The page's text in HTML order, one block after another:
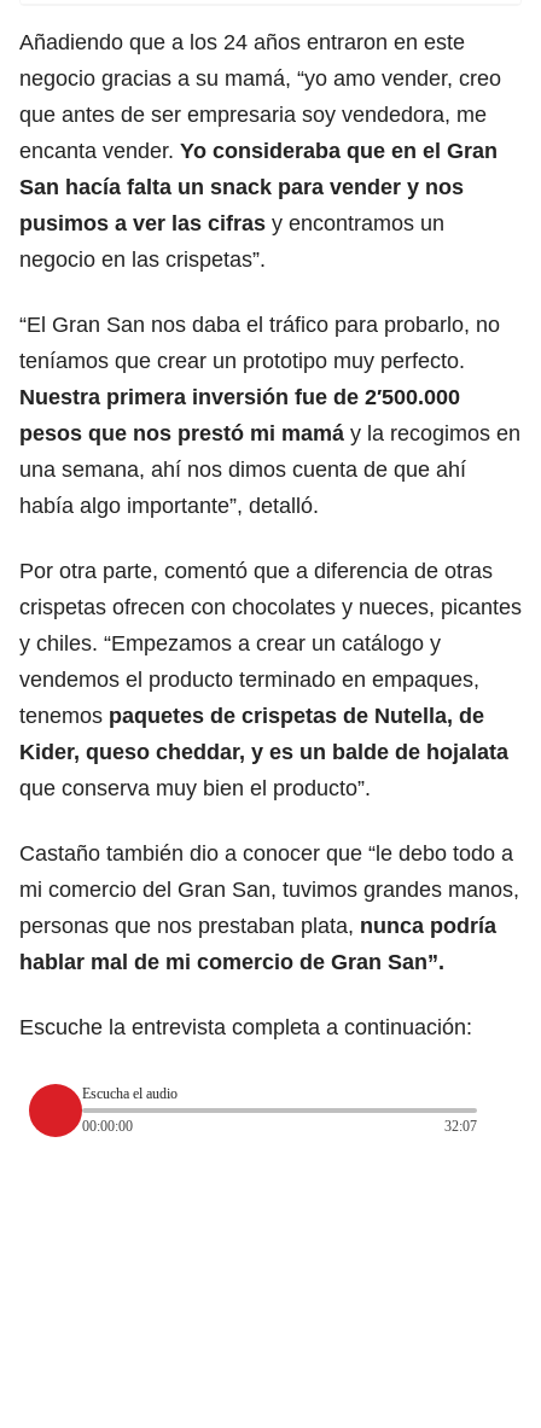
Añadiendo que a los 24 años entraron en este
negocio gracias a su mamá, “yo amo vender, creo
que antes de ser empresaria soy vendedora, me
encanta vender. Yo consideraba que en el Gran
San hacía falta un snack para vender y nos
pusimos a ver las cifras y encontramos un
negocio en las crispetas”.
“El Gran San nos daba el tráfico para probarlo, no
teníamos que crear un prototipo muy perfecto.
Nuestra primera inversión fue de 2′500.000
pesos que nos prestó mi mamá y la recogimos en
una semana, ahí nos dimos cuenta de que ahí
había algo importante”, detalló.
Por otra parte, comentó que a diferencia de otras
crispetas ofrecen con chocolates y nueces, picantes
y chiles. “Empezamos a crear un catálogo y
vendemos el producto terminado en empaques,
tenemos paquetes de crispetas de Nutella, de
Kider, queso cheddar, y es un balde de hojalata
que conserva muy bien el producto”.
Castaño también dio a conocer que “le debo todo a
mi comercio del Gran San, tuvimos grandes manos,
personas que nos prestaban plata, nunca podría
hablar mal de mi comercio de Gran San”.
Escuche la entrevista completa a continuación:
Escucha el audio
00:00:00
32:07